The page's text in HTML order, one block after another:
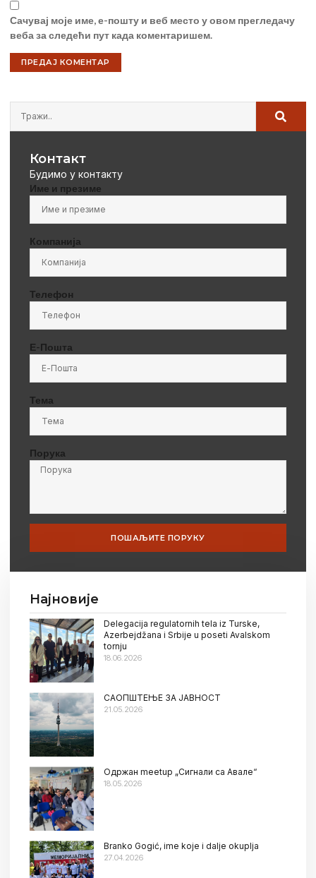
Сачувај моје име, е-пошту и веб место у овом прегледачу
веба за следећи пут када коментаришем.
Контакт
Будимо у контакту
Име и презиме
Компанија
Телефон
Е-Пошта
Тема
Порука
ПОШАЉИТЕ ПОРУКУ
Најновије
Delegacija regulatornih tela iz Turske,
Azerbejdžana i Srbije u poseti Avalskom
tornju
18.06.2026
САОПШТЕЊЕ ЗА ЈАВНОСТ
21.05.2026
Oдржан meetup „Сигнали са Авале“
18.05.2026
Branko Gogić, ime koje i dalje okuplja
27.04.2026